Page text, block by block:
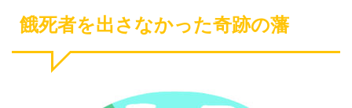
餓死者を出さなかった奇跡の藩